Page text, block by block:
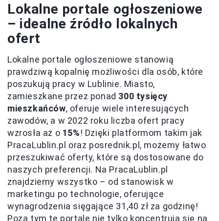
Lokalne portale ogłoszeniowe
– idealne źródło lokalnych
ofert
Lokalne portale ogłoszeniowe stanowią
prawdziwą kopalnię możliwości dla osób, które
poszukują pracy w Lublinie. Miasto,
zamieszkane przez ponad 300 tysięcy
mieszkańców, oferuje wiele interesujących
zawodów, a w 2022 roku liczba ofert pracy
wzrosła aż o 15%! Dzięki platformom takim jak
PracaLublin.pl oraz posrednik.pl, możemy łatwo
przeszukiwać oferty, które są dostosowane do
naszych preferencji. Na PracaLublin.pl
znajdziemy wszystko – od stanowisk w
marketingu po technologie, oferujące
wynagrodzenia sięgające 31,40 zł za godzinę!
Poza tym te portale nie tylko koncentrują się na